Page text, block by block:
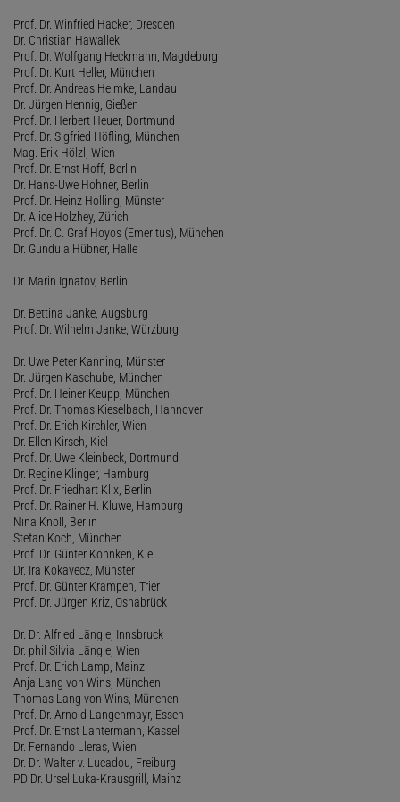
Prof. Dr. Winfried Hacker, Dresden
Dr. Christian Hawallek
Prof. Dr. Wolfgang Heckmann, Magdeburg
Prof. Dr. Kurt Heller, München
Prof. Dr. Andreas Helmke, Landau
Dr. Jürgen Hennig, Gießen
Prof. Dr. Herbert Heuer, Dortmund
Prof. Dr. Sigfried Höfling, München
Mag. Erik Hölzl, Wien
Prof. Dr. Ernst Hoff, Berlin
Dr. Hans-Uwe Hohner, Berlin
Prof. Dr. Heinz Holling, Münster
Dr. Alice Holzhey, Zürich
Prof. Dr. C. Graf Hoyos (Emeritus), München
Dr. Gundula Hübner, Halle
Dr. Marin Ignatov, Berlin
Dr. Bettina Janke, Augsburg
Prof. Dr. Wilhelm Janke, Würzburg
Dr. Uwe Peter Kanning, Münster
Dr. Jürgen Kaschube, München
Prof. Dr. Heiner Keupp, München
Prof. Dr. Thomas Kieselbach, Hannover
Prof. Dr. Erich Kirchler, Wien
Dr. Ellen Kirsch, Kiel
Prof. Dr. Uwe Kleinbeck, Dortmund
Dr. Regine Klinger, Hamburg
Prof. Dr. Friedhart Klix, Berlin
Prof. Dr. Rainer H. Kluwe, Hamburg
Nina Knoll, Berlin
Stefan Koch, München
Prof. Dr. Günter Köhnken, Kiel
Dr. Ira Kokavecz, Münster
Prof. Dr. Günter Krampen, Trier
Prof. Dr. Jürgen Kriz, Osnabrück
Dr. Dr. Alfried Längle, Innsbruck
Dr. phil Silvia Längle, Wien
Prof. Dr. Erich Lamp, Mainz
Anja Lang von Wins, München
Thomas Lang von Wins, München
Prof. Dr. Arnold Langenmayr, Essen
Prof. Dr. Ernst Lantermann, Kassel
Dr. Fernando Lleras, Wien
Dr. Dr. Walter v. Lucadou, Freiburg
PD Dr. Ursel Luka-Krausgrill, Mainz